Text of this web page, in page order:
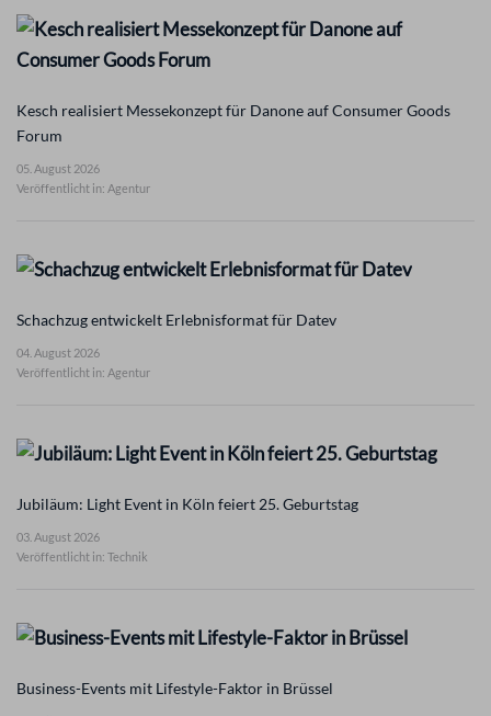
Kesch realisiert Messekonzept für Danone auf Consumer Goods
Forum
05. August 2026
Veröffentlicht in: Agentur
Schachzug entwickelt Erlebnisformat für Datev
04. August 2026
Veröffentlicht in: Agentur
Jubiläum: Light Event in Köln feiert 25. Geburtstag
03. August 2026
Veröffentlicht in: Technik
Business-Events mit Lifestyle-Faktor in Brüssel